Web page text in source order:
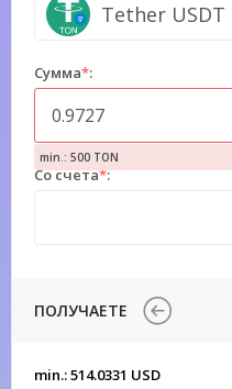
Tether USDT
Сумма*:
min.: 500 TON
Со счета*:
ПОЛУЧАЕТЕ
min.: 514.0331 USD